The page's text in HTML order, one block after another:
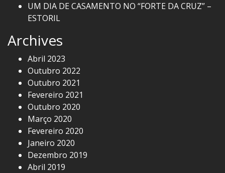
UM DIA DE CASAMENTO NO “FORTE DA CRUZ” –
ESTORIL
Archives
Abril 2023
Outubro 2022
Outubro 2021
Fevereiro 2021
Outubro 2020
Março 2020
Fevereiro 2020
Janeiro 2020
Dezembro 2019
Abril 2019